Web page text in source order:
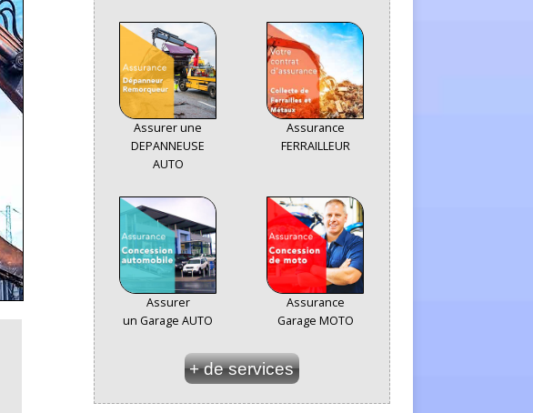
Assurer une
DEPANNEUSE
AUTO
Assurance
FERRAILLEUR
Assurer
un Garage AUTO
Assurance
Garage MOTO
+ de services